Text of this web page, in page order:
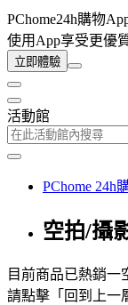
PChome24h購物
使用App享受更優
立即體驗
活動館
PChome 24h
空拍/攝
目前商品已熱銷一
請點擊「回到上一